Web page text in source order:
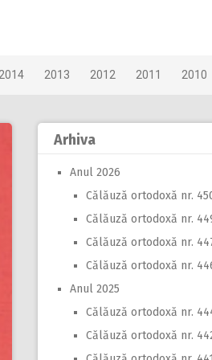
2013 2012 2011 2010
Arhiva
Anul 2026
Călăuză ortodoxă nr.
Călăuză ortodoxă nr.
Călăuză ortodoxă nr.
Călăuză ortodoxă nr.
Anul 2025
Călăuză ortodoxă nr.
Călăuză ortodoxă nr.